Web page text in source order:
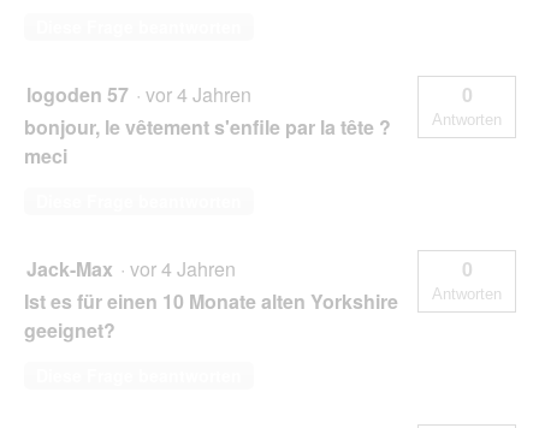
logoden 57 · vor 4 Jahren
bonjour, le vêtement s'enfile par la tête ?
meci
0
Antworten
Jack-Max · vor 4 Jahren
Ist es für einen 10 Monate alten Yorkshire
geeignet?
0
Antworten